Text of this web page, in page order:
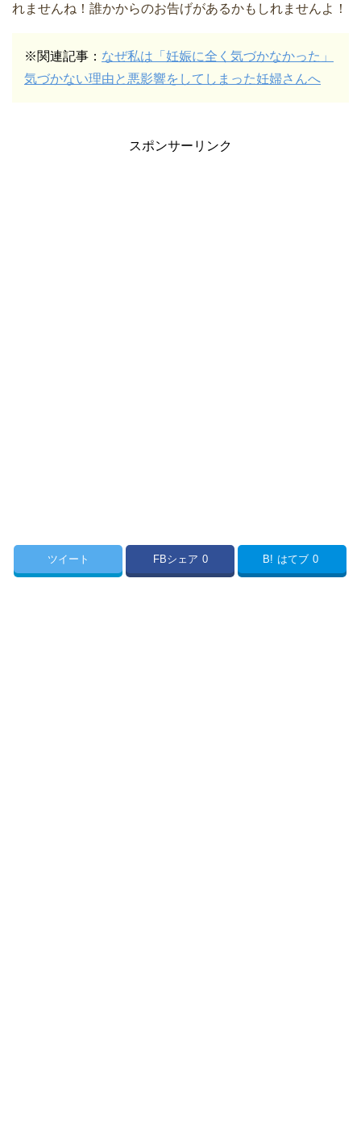
れませんね！誰かからのお告げがあるかもしれませんよ！
※関連記事： なぜ私は「妊娠に全く気づかなかった」
気づかない理由と悪影響をしてしまった妊婦さんへ
スポンサーリンク
ツイート FBシェア 0 B! はてブ 0